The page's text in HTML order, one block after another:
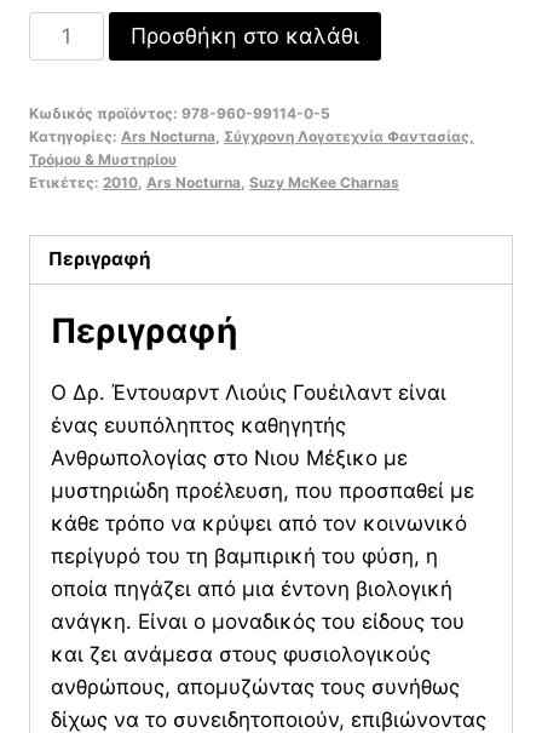
Υφαντό
Βαμπίρ
ποσότητα
Προσθήκη στο καλάθι
Κωδικός προϊόντος: 978-960-99114-0-5
Κατηγορίες: Ars Nocturna Σύγχρονη Λογοτεχνία Φαντασίας,
Τρόμου & Μυστηρίου
Ετικέτες: 2010 Ars Nocturna Suzy McKee Charnas
Περιγραφή
Περιγραφή
Ο Δρ. Έντουαρντ Λιούις Γουέιλαντ είναι
ένας ευυπόληπτος καθηγητής
Ανθρωπολογίας στο Νιου Μέξικο με
μυστηριώδη προέλευση, που προσπαθεί με
κάθε τρόπο να κρύψει από τον κοινωνικό
περίγυρό του τη βαμπιρική του φύση, η
οποία πηγάζει από μια έντονη βιολογική
ανάγκη. Είναι ο μοναδικός του είδους του
και ζει ανάμεσα στους φυσιολογικούς
ανθρώπους, απομυζώντας τους συνήθως
δίχως να το συνειδητοποιούν, επιβιώνοντας